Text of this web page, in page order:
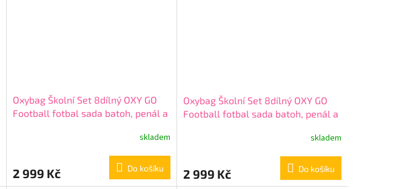
Oxybag Školní Set 8dílný OXY GO
Football fotbal sada batoh, penál a
skladem
2 999 Kč Do košíku
Oxybag Školní Set 8dílný OXY GO
Football fotbal sada batoh, penál a
skladem
2 999 Kč Do košíku